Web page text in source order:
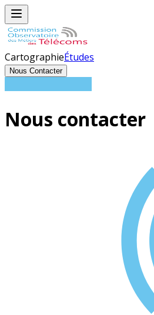
CartographieÉtudes
Nous Contacter
Nous contacter